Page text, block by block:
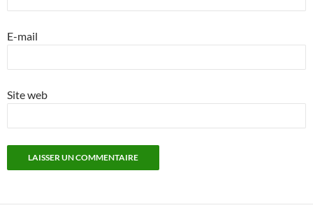
E-mail
Site web